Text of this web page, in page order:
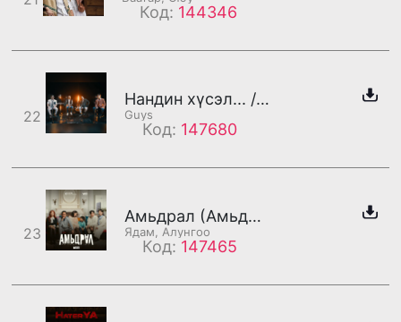
Код: 144346
22
Нандин хүсэл... /бадаг/
Guys
Код: 147680
23
Амьдрал (Амьдрал - OST) /Ядам хэсэг/
Ядам, Алунгоо
Код: 147465